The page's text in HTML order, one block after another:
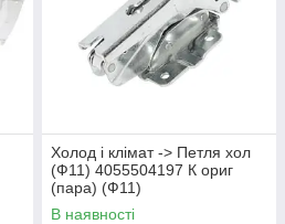
Холод і клімат -> Петля хол
(Ф11) 4055504197 К ориг
(пара) (Ф11)
В наявності